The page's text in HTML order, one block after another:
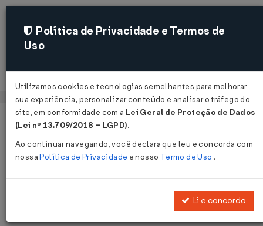
Acessar
Página Inicial Legislações
Convênio ICMS Nº 133 DE
Política de Privacidade e Termos de
Uso
Utilizamos cookies e tecnologias semelhantes para melhorar
sua experiência, personalizar conteúdo e analisar o tráfego do
site, em conformidade com a Lei Geral de Proteção de Dados
(Lei nº 13.709/2018 – LGPD).
Ao continuar navegando, você declara que leu e concorda com
nossaPolítica de Privacidade e nosso Termo de Uso .
Li e concordo